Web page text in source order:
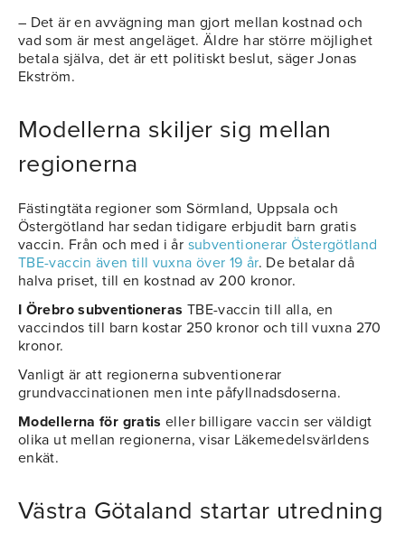
– Det är en avvägning man gjort mellan kostnad och
vad som är mest angeläget. Äldre har större möjlighet
betala själva, det är ett politiskt beslut, säger Jonas
Ekström.
Modellerna skiljer sig mellan
regionerna
Fästingtäta regioner som Sörmland, Uppsala och
Östergötland har sedan tidigare erbjudit barn gratis
vaccin. Från och med i år subventionerar Östergötland
TBE-vaccin även till vuxna över 19 år. De betalar då
halva priset, till en kostnad av 200 kronor.
I Örebro subventioneras TBE-vaccin till alla, en
vaccindos till barn kostar 250 kronor och till vuxna 270
kronor.
Vanligt är att regionerna subventionerar
grundvaccinationen men inte påfyllnadsdoserna.
Modellerna för gratis eller billigare vaccin ser väldigt
olika ut mellan regionerna, visar Läkemedelsvärldens
enkät.
Västra Götaland startar utredning